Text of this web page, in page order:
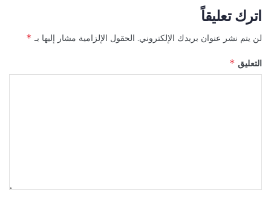
اترك تعليقاً
لن يتم نشر عنوان بريدك الإلكتروني. الحقول الإلزامية مشار إليها بـ *
التعليق *